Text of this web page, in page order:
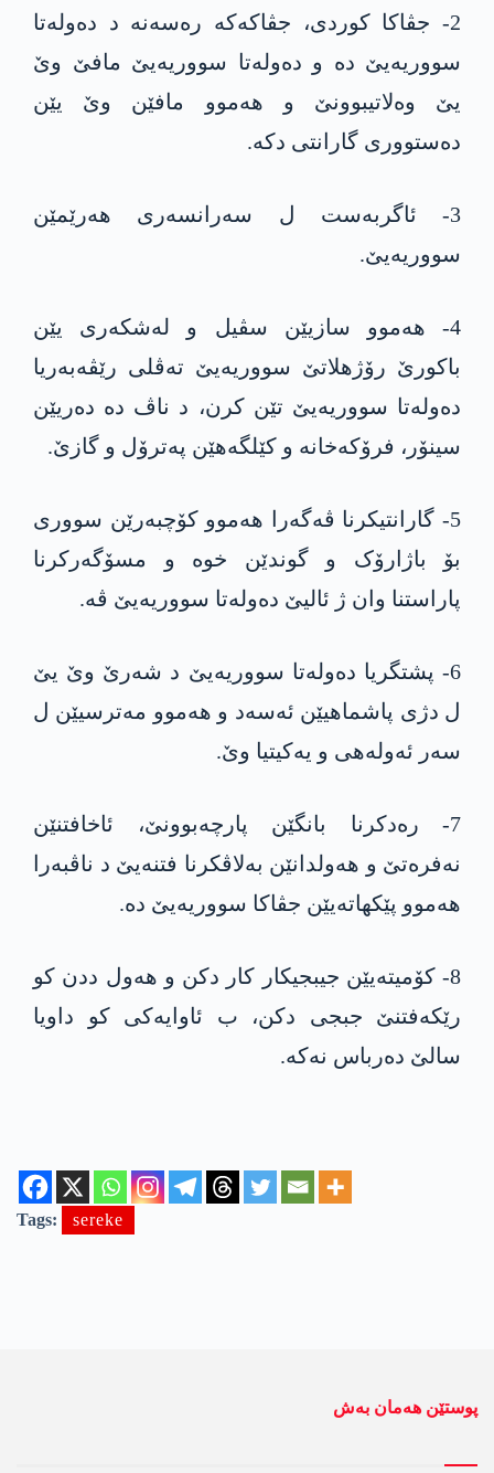
2- جڤاکا کوردی، جڤاکەکە رەسەنە د دەولەتا
سووریەیێ دە و دەولەتا سووریەیێ مافێ وێ
یێ وەلاتیبوونێ و هەموو مافێن وێ یێن
دەستووری گارانتی دکە.
3- ئاگربەست ل سەرانسەری هەرێمێن
سووریەیێ.
4- هەموو سازیێن سڤیل و لەشکەری یێن
باکورێ رۆژهلاتێ سووریەیێ تەڤلی رێڤەبەریا
دەولەتا سووریەیێ تێن کرن، د ناڤ دە دەریێن
سینۆر، فرۆکەخانە و کێلگەهێن پەترۆل و گازێ.
5- گارانتیکرنا ڤەگەرا هەموو کۆچبەرێن سووری
بۆ باژارۆک و گوندێن خوە و مسۆگەرکرنا
پاراستنا وان ژ ئالیێ دەولەتا سووریەیێ ڤە.
6- پشتگریا دەولەتا سووریەیێ د شەرێ وێ یێ
ل دژی پاشماهیێن ئەسەد و هەموو مەترسیێن ل
سەر ئەولەهی و یەکیتیا وێ.
7- رەدکرنا بانگێن پارچەبوونێ، ئاخافتنێن
نەفرەتێ و هەولدانێن بەلاڤکرنا فتنەیێ د ناڤبەرا
هەموو پێکهاتەیێن جڤاکا سووریەیێ دە.
8- کۆمیتەیێن جیبجیکار کار دکن و هەول ددن کو
رێکەفتنێ جبجی دکن، ب ئاوایەکی کو داویا
سالێ دەرباس نەکە.
Tags: sereke
پوستێن ھەمان بەش